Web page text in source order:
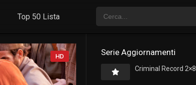
Top 50 Lista
HD Serie Aggiornamenti
Criminal Record 2×8